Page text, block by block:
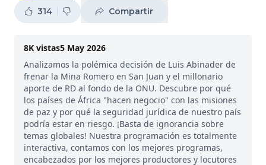
ZOL TV
314 Compartir
8K vistas5 May 2026
Analizamos la polémica decisión de Luis Abinader de
frenar la Mina Romero en San Juan y el millonario
aporte de RD al fondo de la ONU. Descubre por qué
los países de África "hacen negocio" con las misiones
de paz y por qué la seguridad jurídica de nuestro país
podría estar en riesgo. ¡Basta de ignorancia sobre
temas globales! Nuestra programación es totalmente
interactiva, contamos con los mejores programas,
encabezados por los mejores productores y locutores